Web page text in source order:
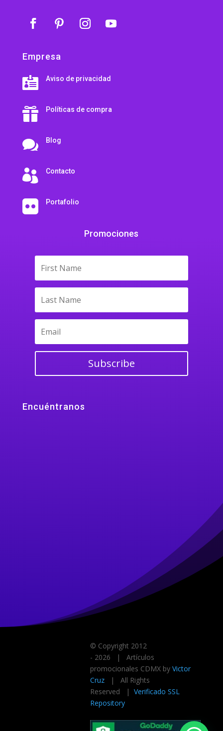
Empresa
 Aviso de privacidad
 Políticas de compra
 Blog
 Contacto
 Portafolio
Promociones
Subscribe
Encuéntranos
© Copyright 2012
- 2026 | Artículos
promocionales CDMX by Victor
Cruz| All Rights
Reserved | Verificado SSL
Repository